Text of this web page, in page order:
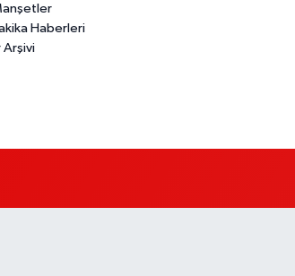
Haberleri
Arşivi